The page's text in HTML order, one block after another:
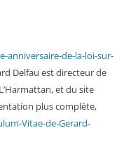
anniversaire-de-la-loi-sur-
Delfau est directeur de
et du site
plus complète,
Vitae-de-Gerard-